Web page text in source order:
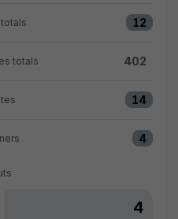
Cádiz CF 12 12
553 versus Cádiz CF 402
totals 402
Cádiz CF 14 14
Cádiz CF 4 4
4